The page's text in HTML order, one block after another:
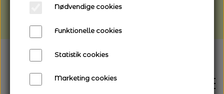
Vi gør opmærksom på, at der kan være lidt
længere leveringstid
Nødvendige cookies
Funktionelle cookies
Statistik cookies
Marketing cookies